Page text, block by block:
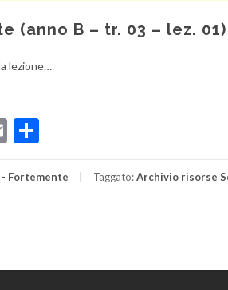
(anno B – tr. 03 – lez. 01)
lezione…
Email
- Fortemente Taggato:Archivio risorse